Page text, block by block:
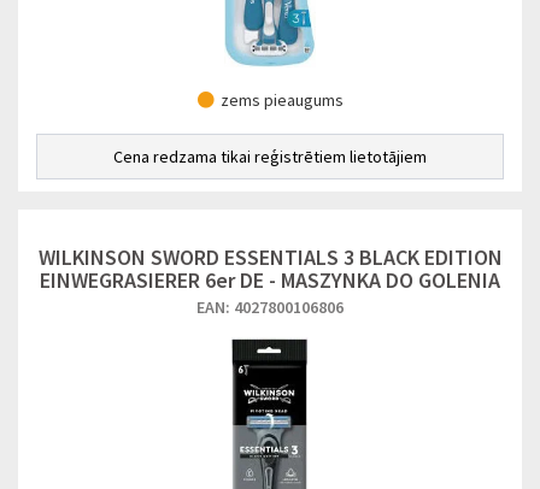
zems pieaugums
Cena redzama tikai reģistrētiem lietotājiem
WILKINSON SWORD ESSENTIALS 3 BLACK EDITION
EINWEGRASIERER 6er DE - MASZYNKA DO GOLENIA
EAN: 4027800106806